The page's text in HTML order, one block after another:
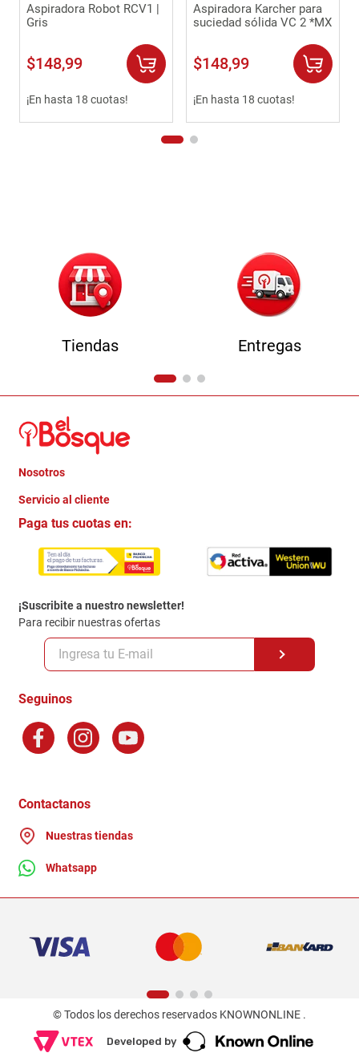
Aspiradora Robot RCV1 |
Gris
$148,99
¡En hasta 18 cuotas!
Aspiradora Karcher para
suciedad sólida VC 2 *MX
$148,99
¡En hasta 18 cuotas!
Tiendas Entregas
Nosotros
Quienes somos
Trabaja con Nosotros
Contacto
Servicio al cliente
Crédito Directo
Garantia
Politica de Privacidad
Políticas y condiciones GiftCard
Formas de Pago
Terminos y Condiciones
Factura Electronica
Ganadores - Promociones
Paga tus cuotas en:
¡Suscribite a nuestro newsletter!
Para recibir nuestras ofertas
Seguinos
Contactanos
Nuestras tiendas
Whatsapp
© Todos los derechos reservados KNOWNONLINE .
Developed by